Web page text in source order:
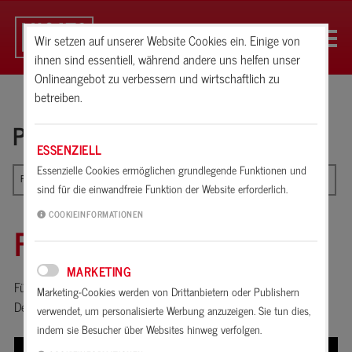
Wir setzen auf unserer Website Cookies ein. Einige von
ihnen sind essentiell, während andere uns helfen unser
Onlineangebot zu verbessern und wirtschaftlich zu
betreiben.
ESSENZIELL
Essenzielle Cookies ermöglichen grundlegende Funktionen und
sind für die einwandfreie Funktion der Website erforderlich.
COOKIEINFORMATIONEN
MARKETING
Marketing-Cookies werden von Drittanbietern oder Publishern
verwendet, um personalisierte Werbung anzuzeigen. Sie tun dies,
indem sie Besucher über Websites hinweg verfolgen.
PRODUKTE
Fugendichtstoffe
FUGENGLÄTTER
Für die saubere Ausbildung von Anschluss-, Eck- und
Dehnungsfugen.